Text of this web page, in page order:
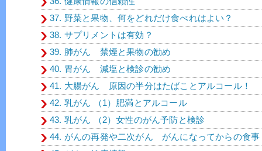
37. 野菜と果物、何をどれだけ食べれはよい？
38. サプリメントは有効？
39. 肺がん 禁煙と果物の勧め
40. 胃がん 減塩と検診の勧め
41. 大腸がん 原因の半分はたばことアルコール！
42. 乳がん （1）肥満とアルコール
43. 乳がん （2）女性のがん予防と検診
44. がんの再発や二次がん がんになってからの食事